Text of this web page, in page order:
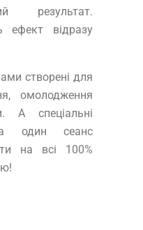
результат.
ефект відразу
створені для
омолодження
А спеціальні
один сеанс
на всі 100%